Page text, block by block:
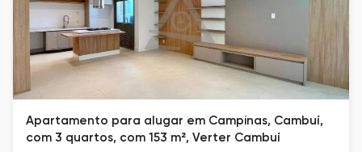
Apartamento para alugar em Campinas, Cambuí,
com 3 quartos, com 153 m², Verter Cambuí